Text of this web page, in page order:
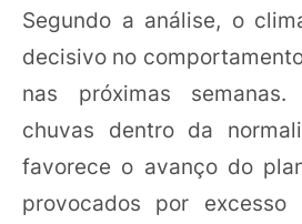
Segundo a análise, o
decisivo no
nas próximas
chuvas dentro da
favorece o avanço do
provocados por